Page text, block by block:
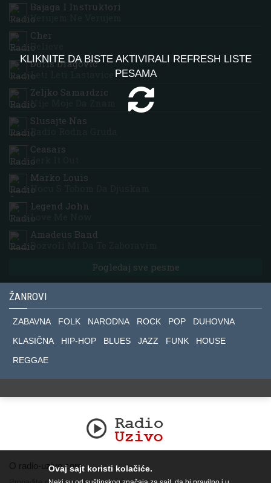
KLIKNITE DA BISTE AKTIVIRALI REFRESH LISTE
PESAMA
Bajaga I Instruktori
Verujem Ne Verujem
Cher
Believe
Doris Dragovic
Leti Leti Lastavice
Zeljko Samardzic
Nije Moje Da Znam
Slusajte Nas
Radio Rodna Gruda
Ceasars
Jerk It Out
Marko Louis
Hocu S Tobom Da Djuskam
Legend John
Love Me Now
Amadeus Band
Dozvoli Mi Da Te Zaboravim
Pogledaj sve pesme
ŽANROVI
ZABAVNA FOLK NARODNA ROCK POP
DUHOVNA
KLASIČNA
HIP-HOP BLUES JAZZ FUNK
HOUSE
REGGAE
O radio-uzivo.comOvaj sajt koristi kolačiće.